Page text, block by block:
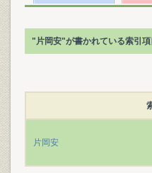
"片岡安"が書かれている索引項
片岡安